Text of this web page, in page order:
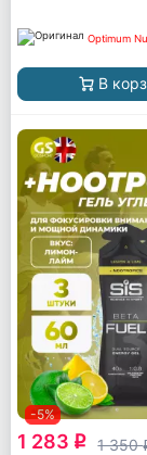
Optimum
В
-5%
1 283 q 1 350